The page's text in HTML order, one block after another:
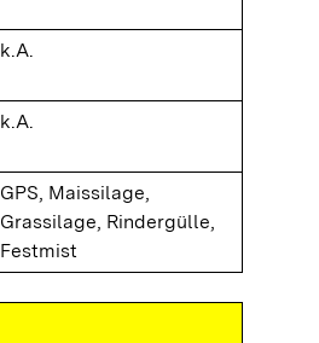
k.A.
k.A.
GPS, Maissilage,
Grassilage, Rindergülle,
Festmist